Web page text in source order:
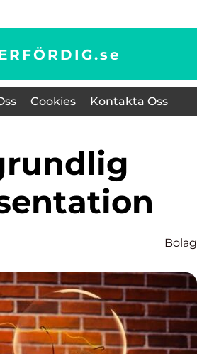
se
Cookies Kontakta Oss
Bolag